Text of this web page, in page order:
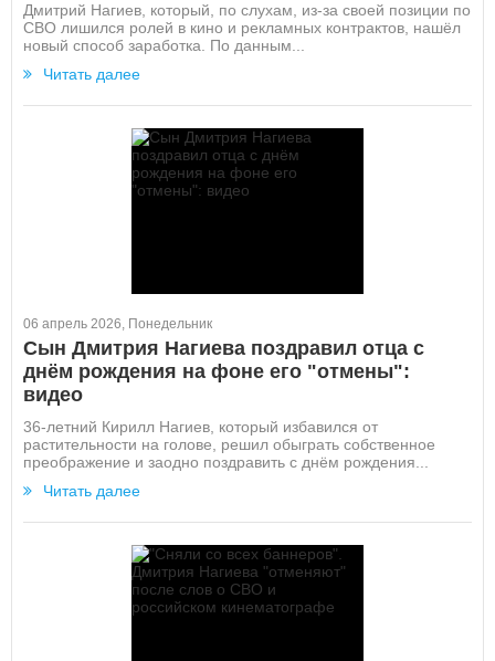
Дмитрий Нагиев, который, по слухам, из-за своей позиции по
СВО лишился ролей в кино и рекламных контрактов, нашёл
новый способ заработка. По данным...
Читать далее
06 апрель 2026, Понедельник
Сын Дмитрия Нагиева поздравил отца с
днём рождения на фоне его "отмены":
видео
36-летний Кирилл Нагиев, который избавился от
растительности на голове, решил обыграть собственное
преображение и заодно поздравить с днём рождения...
Читать далее